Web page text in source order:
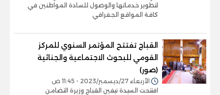
لتطوير خدماتها والوصول للسادة المواطنين في
كافة المواقع الجغرافي
القباج تفتتح المؤتمر السنوي للمركز
القومي للبحوث الاجتماعية والجنائية
(صور)
الأربعاء 27/ديسمبر/2023 - 11:45 ص
افتتحت السيدة نيفين القباج وزيرة التضامن